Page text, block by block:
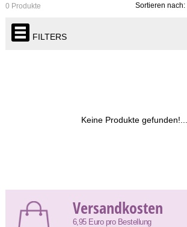
Sortieren nach:
0 Produkte
FILTERS
Keine Produkte gefunden!...
Versandkosten
6,95 Euro pro Bestellung